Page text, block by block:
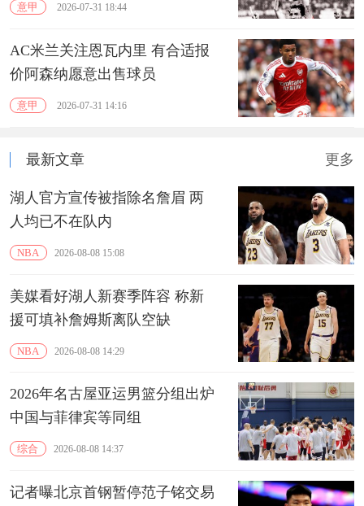
意甲 2026-07-31 18:44
AC米兰关注恩瓦内里 有合适报
价阿森纳愿意出售球员
意甲 2026-07-31 14:16
最新文章 更多
湖人官方宣传被指除名詹眉 两
人均已不在队内
NBA 2026-08-08 15:08
美媒看好湖人新赛季阵容 称新
援可填补詹姆斯离队空缺
NBA 2026-08-08 14:29
2026年名古屋亚运男篮分组出炉
中国与菲律宾等同组
综合 2026-08-08 14:37
记者曝北京首钢暂停范子铭交易